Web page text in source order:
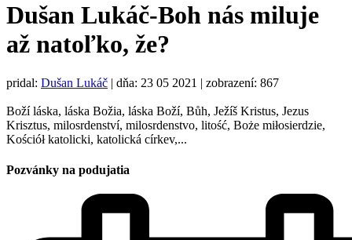
Dušan Lukáč-Boh nás miluje
až natoľko, že?
pridal: Dušan Lukáč | dňa: 23 05 2021 | zobrazení: 867
Boží láska, láska Božia, láska Boží, Bůh, Ježíš Kristus, Jezus
Krisztus, milosrdenství, milosrdenstvo, litość, Boże miłosierdzie,
Kościół katolicki, katolická církev,...
Pozvánky na podujatia